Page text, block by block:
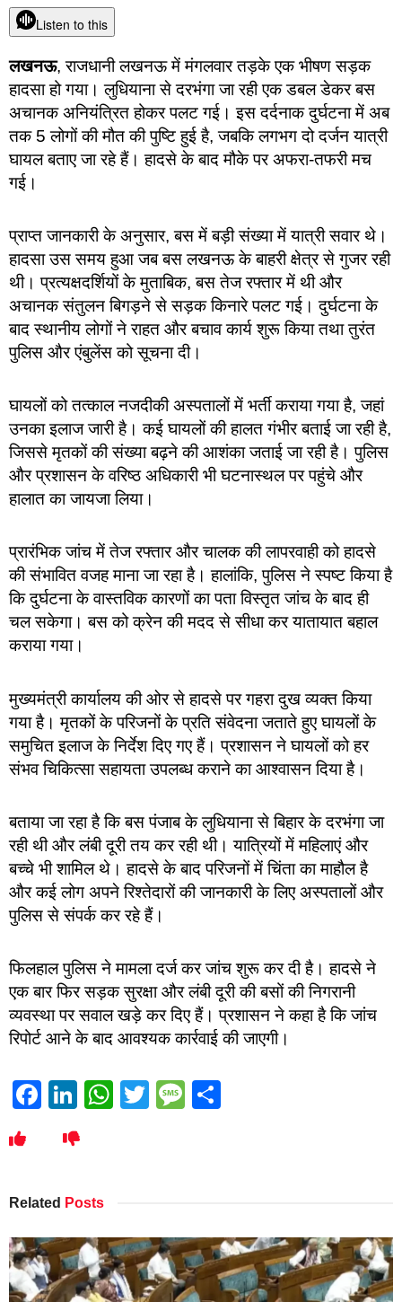
Listen to this
लखनऊ, राजधानी लखनऊ में मंगलवार तड़के एक भीषण सड़क
हादसा हो गया। लुधियाना से दरभंगा जा रही एक डबल डेकर बस
अचानक अनियंत्रित होकर पलट गई। इस दर्दनाक दुर्घटना में अब
तक 5 लोगों की मौत की पुष्टि हुई है, जबकि लगभग दो दर्जन यात्री
घायल बताए जा रहे हैं। हादसे के बाद मौके पर अफरा-तफरी मच
गई।
प्राप्त जानकारी के अनुसार, बस में बड़ी संख्या में यात्री सवार थे।
हादसा उस समय हुआ जब बस लखनऊ के बाहरी क्षेत्र से गुजर रही
थी। प्रत्यक्षदर्शियों के मुताबिक, बस तेज रफ्तार में थी और
अचानक संतुलन बिगड़ने से सड़क किनारे पलट गई। दुर्घटना के
बाद स्थानीय लोगों ने राहत और बचाव कार्य शुरू किया तथा तुरंत
पुलिस और एंबुलेंस को सूचना दी।
घायलों को तत्काल नजदीकी अस्पतालों में भर्ती कराया गया है, जहां
उनका इलाज जारी है। कई घायलों की हालत गंभीर बताई जा रही है,
जिससे मृतकों की संख्या बढ़ने की आशंका जताई जा रही है। पुलिस
और प्रशासन के वरिष्ठ अधिकारी भी घटनास्थल पर पहुंचे और
हालात का जायजा लिया।
प्रारंभिक जांच में तेज रफ्तार और चालक की लापरवाही को हादसे
की संभावित वजह माना जा रहा है। हालांकि, पुलिस ने स्पष्ट किया है
कि दुर्घटना के वास्तविक कारणों का पता विस्तृत जांच के बाद ही
चल सकेगा। बस को क्रेन की मदद से सीधा कर यातायात बहाल
कराया गया।
मुख्यमंत्री कार्यालय की ओर से हादसे पर गहरा दुख व्यक्त किया
गया है। मृतकों के परिजनों के प्रति संवेदना जताते हुए घायलों के
समुचित इलाज के निर्देश दिए गए हैं। प्रशासन ने घायलों को हर
संभव चिकित्सा सहायता उपलब्ध कराने का आश्वासन दिया है।
बताया जा रहा है कि बस पंजाब के लुधियाना से बिहार के दरभंगा जा
रही थी और लंबी दूरी तय कर रही थी। यात्रियों में महिलाएं और
बच्चे भी शामिल थे। हादसे के बाद परिजनों में चिंता का माहौल है
और कई लोग अपने रिश्तेदारों की जानकारी के लिए अस्पतालों और
पुलिस से संपर्क कर रहे हैं।
फिलहाल पुलिस ने मामला दर्ज कर जांच शुरू कर दी है। हादसे ने
एक बार फिर सड़क सुरक्षा और लंबी दूरी की बसों की निगरानी
व्यवस्था पर सवाल खड़े कर दिए हैं। प्रशासन ने कहा है कि जांच
रिपोर्ट आने के बाद आवश्यक कार्रवाई की जाएगी।
Facebook
LinkedIn
WhatsApp
TwitterMessage
Related Posts